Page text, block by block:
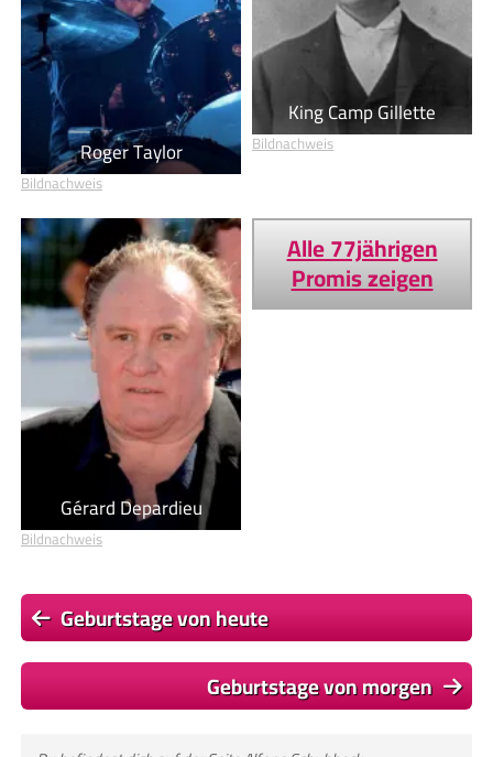
Roger Taylor
Bildnachweis
King Camp Gillette
Bildnachweis
Gérard Depardieu
Bildnachweis
Alle 77jährigen
Promis zeigen
Geburtstage von heute
Geburtstage von morgen